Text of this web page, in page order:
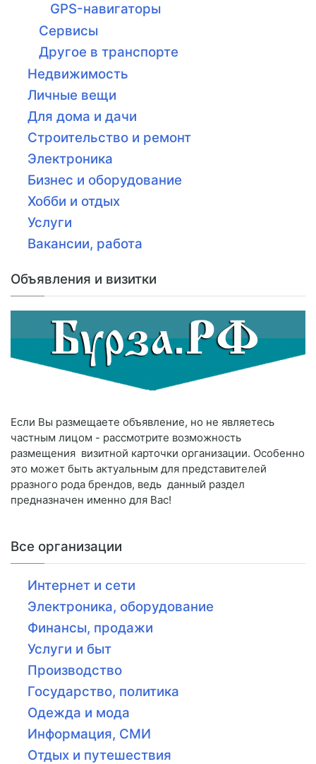
GPS-навигаторы
Сервисы
Другое в транспорте
Недвижимость
Личные вещи
Для дома и дачи
Строительство и ремонт
Электроника
Бизнес и оборудование
Хобби и отдых
Услуги
Вакансии, работа
Объявления и визитки
Если Вы размещаете объявление, но не являетесь
частным лицом - рассмотрите возможность
размещения визитной карточки организации. Особенно
это может быть актуальным для представителей
рразного рода брендов, ведь данный раздел
предназначен именно для Вас!
Все организации
Интернет и сети
Электроника, оборудование
Финансы, продажи
Услуги и быт
Производство
Государство, политика
Одежда и мода
Информация, СМИ
Отдых и путешествия